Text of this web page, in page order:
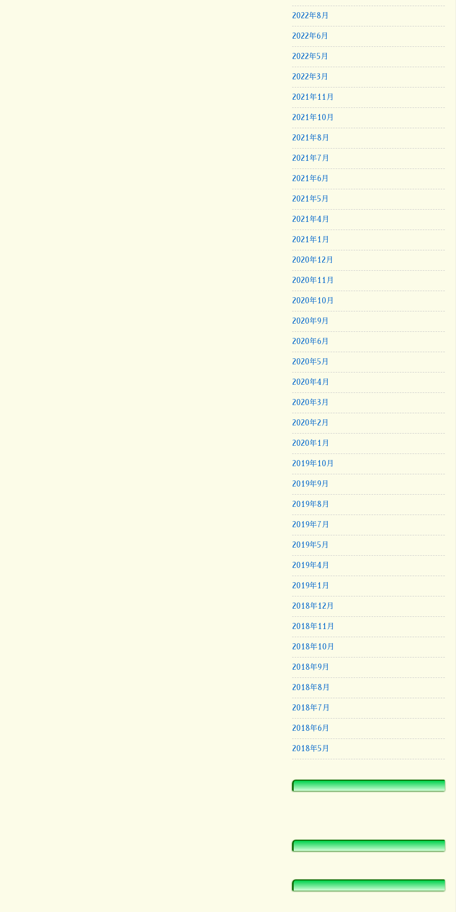
2022年8月
2022年6月
2022年5月
2022年3月
2021年11月
2021年10月
2021年8月
2021年7月
2021年6月
2021年5月
2021年4月
2021年1月
2020年12月
2020年11月
2020年10月
2020年9月
2020年6月
2020年5月
2020年4月
2020年3月
2020年2月
2020年1月
2019年10月
2019年9月
2019年8月
2019年7月
2019年5月
2019年4月
2019年1月
2018年12月
2018年11月
2018年10月
2018年9月
2018年8月
2018年7月
2018年6月
2018年5月